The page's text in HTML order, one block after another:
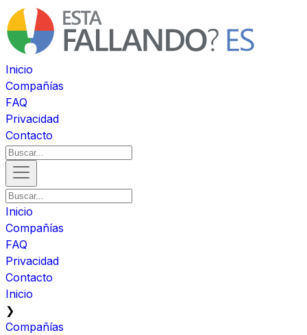
Inicio
Compañías
FAQ
Privacidad
Contacto
Inicio
Compañías
FAQ
Privacidad
Contacto
Inicio
❯
Compañías